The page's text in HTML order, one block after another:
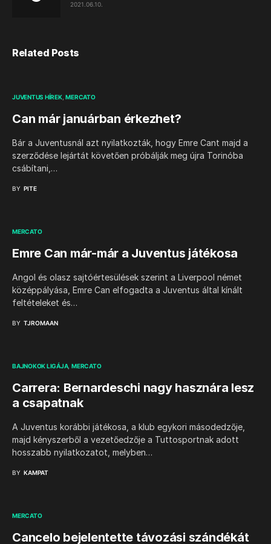
2021.06.10.
Related Posts
JUVENTUS HÍREK MERCATO
Can már januárban érkezhet?
Bár a Juventusnál azt nyilatkozták, hogy Emre Cant majd a
szerződése lejártát követően próbálják meg újra Torinóba
csábítani,…
BY PITE
MERCATO
Emre Can már-már a Juventus játékosa
Angol és olasz sajtóértesülések szerint a Liverpool német
középpályása, Emre Can elfogadta a Juventus által kínált
feltételeket és…
BY TJROMAAN
BAJNOKOK LIGÁJA MERCATO
Carrera: Bernardeschi nagy hasznára lesz
a csapatnak
A Juventus korábbi játékosa, a klub egykori másodedzője,
majd kényszerből a vezetőedzője a Tuttosportnak adott
hosszabb nyilatkozatot, melyben…
BY KAMPAT
MERCATO
Cancelo bejelentette távozási szándékát